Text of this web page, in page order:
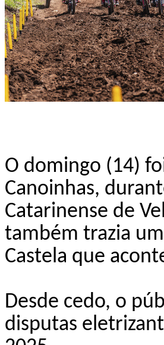
O domingo (14)
Canoinhas,
Catarinense de
também trazia
Castela que
Desde cedo, o
disputas